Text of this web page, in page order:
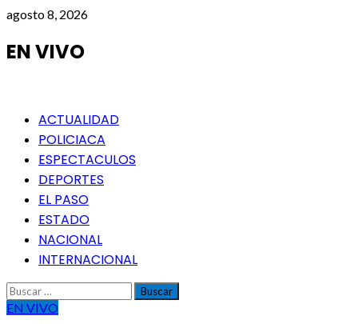
Saltar
contenido
agosto 8, 2026
EN VIVO
Menú
principal
ACTUALIDAD
POLICIACA
ESPECTACULOS
DEPORTES
EL PASO
ESTADO
NACIONAL
INTERNACIONAL
Buscar:
EN VIVO